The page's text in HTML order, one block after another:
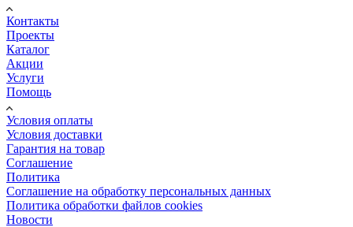
Контакты
Проекты
Каталог
Акции
Услуги
Помощь
Условия оплаты
Условия доставки
Гарантия на товар
Соглашение
Политика
Соглашение на обработку персональных данных
Политика обработки файлов cookies
Новости